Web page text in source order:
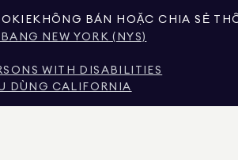
KHÔNG BÁN HOẶC CHIA SẺ
NEW YORK (NYS)
WITH DISABILITIES
DÙNG CALIFORNIA